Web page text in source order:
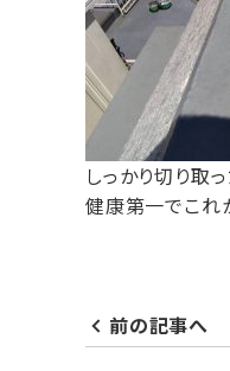
しっかり切り取
健康第一でこれ
前の記事へ